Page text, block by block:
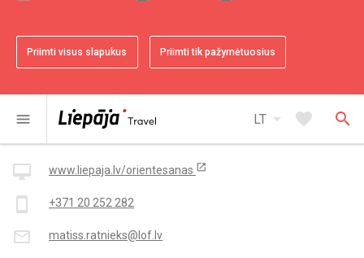
Priimti visus slapukus Priimti tik pažymėtuosius
menu LT arrow_drop_down favorite search
desktop_mac www.liepaja.lv/orientesanas open_in_new
smartphone +371 20 252 282
mail_outline matiss.ratnieks@lof.lv